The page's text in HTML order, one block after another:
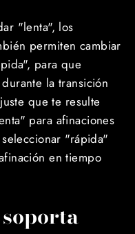
"lenta", los
permiten cambiar
para que
la transición
que te resulte
para afinaciones
"rápida"
en tiempo